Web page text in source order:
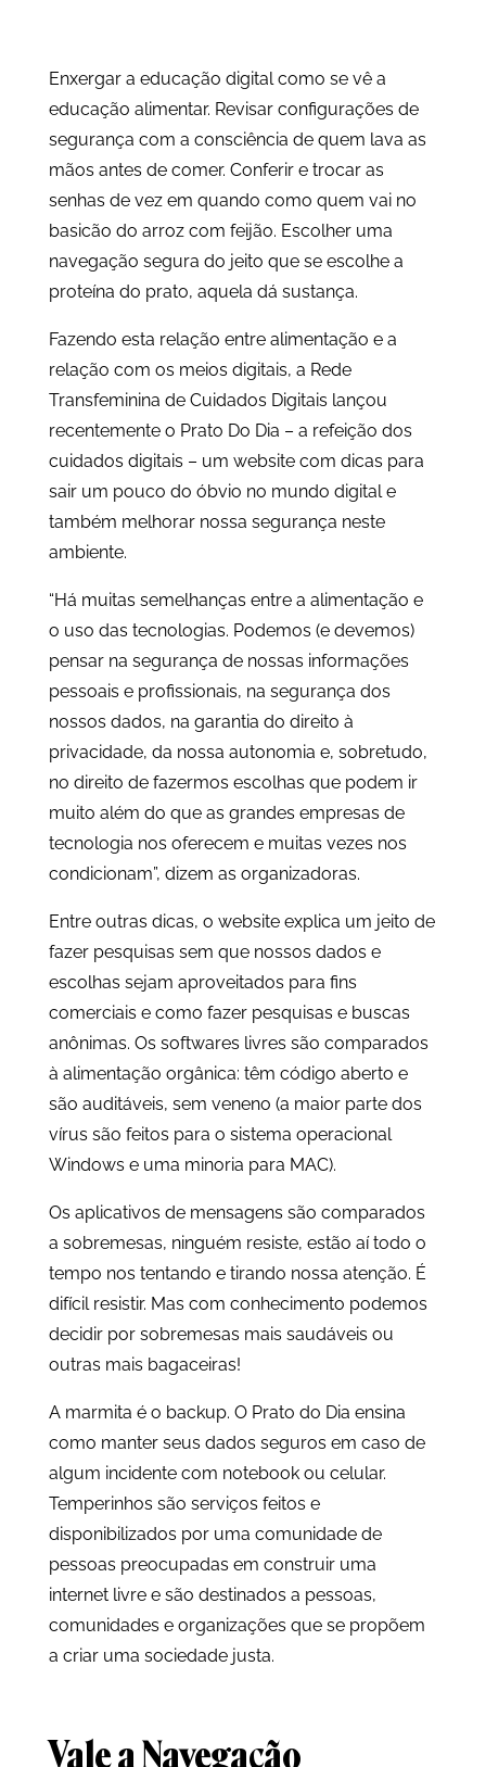
Enxergar a educação digital como se vê a
educação alimentar. Revisar configurações de
segurança com a consciência de quem lava as
mãos antes de comer. Conferir e trocar as
senhas de vez em quando como quem vai no
basicão do arroz com feijão. Escolher uma
navegação segura do jeito que se escolhe a
proteína do prato, aquela dá sustança.
Fazendo esta relação entre alimentação e a
relação com os meios digitais, a Rede
Transfeminina de Cuidados Digitais lançou
recentemente o Prato Do Dia – a refeição dos
cuidados digitais – um website com dicas para
sair um pouco do óbvio no mundo digital e
também melhorar nossa segurança neste
ambiente.
“Há muitas semelhanças entre a alimentação e
o uso das tecnologias. Podemos (e devemos)
pensar na segurança de nossas informações
pessoais e profissionais, na segurança dos
nossos dados, na garantia do direito à
privacidade, da nossa autonomia e, sobretudo,
no direito de fazermos escolhas que podem ir
muito além do que as grandes empresas de
tecnologia nos oferecem e muitas vezes nos
condicionam”, dizem as organizadoras.
Entre outras dicas, o website explica um jeito de
fazer pesquisas sem que nossos dados e
escolhas sejam aproveitados para fins
comerciais e como fazer pesquisas e buscas
anônimas. Os softwares livres são comparados
à alimentação orgânica: têm código aberto e
são auditáveis, sem veneno (a maior parte dos
vírus são feitos para o sistema operacional
Windows e uma minoria para MAC).
Os aplicativos de mensagens são comparados
a sobremesas, ninguém resiste, estão aí todo o
tempo nos tentando e tirando nossa atenção. É
difícil resistir. Mas com conhecimento podemos
decidir por sobremesas mais saudáveis ou
outras mais bagaceiras!
A marmita é o backup. O Prato do Dia ensina
como manter seus dados seguros em caso de
algum incidente com notebook ou celular.
Temperinhos são serviços feitos e
disponibilizados por uma comunidade de
pessoas preocupadas em construir uma
internet livre e são destinados a pessoas,
comunidades e organizações que se propõem
a criar uma sociedade justa.
Vale a Navegação